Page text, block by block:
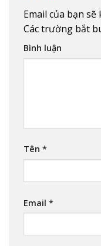
Email của bạn
Các trường bắt
Bình luận
Tên *
Email *